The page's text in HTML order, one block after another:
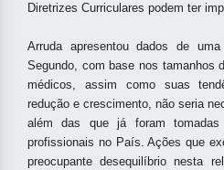
Diretrizes Curriculares podem ter
Arruda apresentou dados de
Segundo, com base nos tamanhos
médicos, assim como suas
redução e crescimento, não seria
além das que já foram
profissionais no País. Ações que
preocupante desequilíbrio nesta